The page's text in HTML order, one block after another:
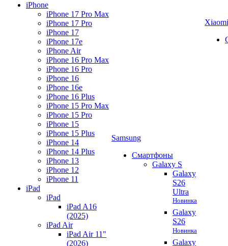
iPhone
iPhone 17 Pro Max
iPhone 17 Pro
iPhone 17
iPhone 17e
iPhone Air
iPhone 16 Pro Max
iPhone 16 Pro
iPhone 16
iPhone 16e
iPhone 16 Plus
iPhone 15 Pro Max
iPhone 15 Pro
iPhone 15
iPhone 15 Plus
iPhone 14
iPhone 14 Plus
iPhone 13
iPhone 12
iPhone 11
iPad
iPad
iPad A16
(2025)
iPad Air
iPad Air 11"
(2026)
Samsung
Смартфоны
Galaxy S
Galaxy
S26
Ultra
Новинка
Galaxy
S26
Новинка
Galaxy
Xiaomi